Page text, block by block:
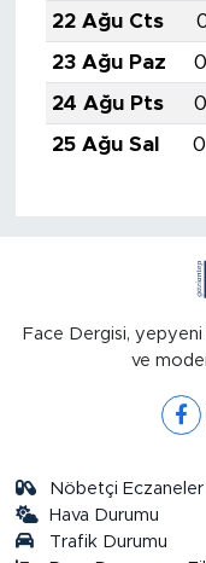
22 Ağu Cts
23 Ağu Paz
24 Ağu Pts
25 Ağu Sal
Face Dergisi, yepyeni
ve
Nöbetçi Eczaneler
Hava Durumu
Trafik Durumu